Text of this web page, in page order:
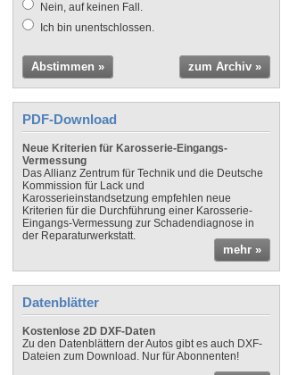
Nein, auf keinen Fall.
Ich bin unentschlossen.
Abstimmen » zum Archiv »
PDF-Download
Neue Kriterien für Karosserie-Eingangs-
Vermessung
Das Allianz Zentrum für Technik und die Deutsche
Kommission für Lack und
Karosserieinstandsetzung empfehlen neue
Kriterien für die Durchführung einer Karosserie-
Eingangs-Vermessung zur Schadendiagnose in
der Reparaturwerkstatt.
mehr »
Datenblätter
Kostenlose 2D DXF-Daten
Zu den Datenblättern der Autos gibt es auch DXF-
Dateien zum Download. Nur für Abonnenten!